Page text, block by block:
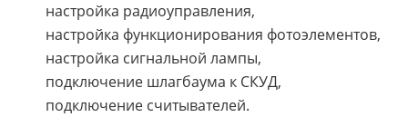
настройка радиоуправления,
настройка функционирования фотоэлементов,
настройка сигнальной лампы,
подключение шлагбаума к СКУД,
подключение считывателей.